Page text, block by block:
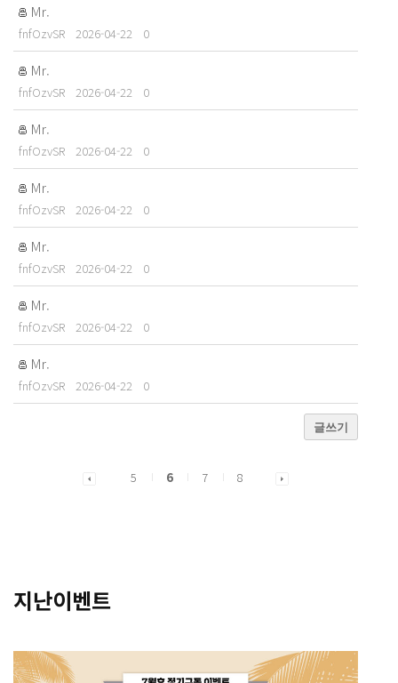
Mr.
fnfOzvSR 2026-04-22 0
Mr.
fnfOzvSR 2026-04-22 0
Mr.
fnfOzvSR 2026-04-22 0
Mr.
fnfOzvSR 2026-04-22 0
Mr.
fnfOzvSR 2026-04-22 0
Mr.
fnfOzvSR 2026-04-22 0
Mr.
fnfOzvSR 2026-04-22 0
글쓰기
5 6 7 8
지난이벤트